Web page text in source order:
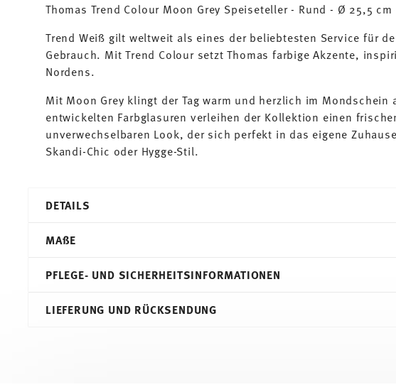
Thomas Trend Colour Moon Grey Speiseteller - Rund - Ø 25,5
Trend Weiß gilt weltweit als eines der beliebtesten Service für
Gebrauch. Mit Trend Colour setzt Thomas farbige Akzente,
Nordens.
Mit Moon Grey klingt der Tag warm und herzlich im Mondschein
entwickelten Farbglasuren verleihen der Kollektion einen
unverwechselbaren Look, der sich perfekt in das eigene
Skandi-Chic oder Hygge-Stil.
DETAILS
Porzellan
11400-401919-10226
MAßE
25,50 cm
PFLEGE- UND SICHERHEITSINFORMATIONEN
LIEFERUNG UND RÜCKSENDUNG